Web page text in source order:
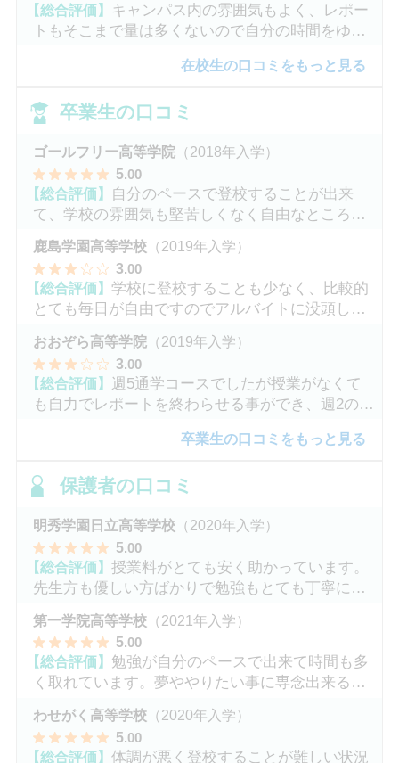
【総合評価】 キャンパス内の雰囲気もよく、レポー
トもそこまで量は多くないので自分の時間をゆっ
在校生の口コミをもっと見る
卒業生の口コミ
ゴールフリー高等学院 （2018年入学）
5.00
【総合評価】 自分のペースで登校することが出来
て、学校の雰囲気も堅苦しくなく自由なところが
鹿島学園高等学校 （2019年入学）
3.00
【総合評価】 学校に登校することも少なく、比較的
とても毎日が自由ですのでアルバイトに没頭して
おおぞら高等学院 （2019年入学）
3.00
【総合評価】 週5通学コースでしたが授業がなくて
も自力でレポートを終わらせる事ができ、週2のコ
卒業生の口コミをもっと見る
保護者の口コミ
明秀学園日立高等学校 （2020年入学）
5.00
【総合評価】授業料がとても安く助かっています。
先生方も優しい方ばかりで勉強もとても丁寧に教
第一学院高等学校 （2021年入学）
5.00
【総合評価】 勉強が自分のペースで出来て時間も多
く取れています。夢ややりたい事に専念出来る点
わせがく高等学校 （2020年入学）
5.00
【総合評価】体調が悪く登校することが難しい状況